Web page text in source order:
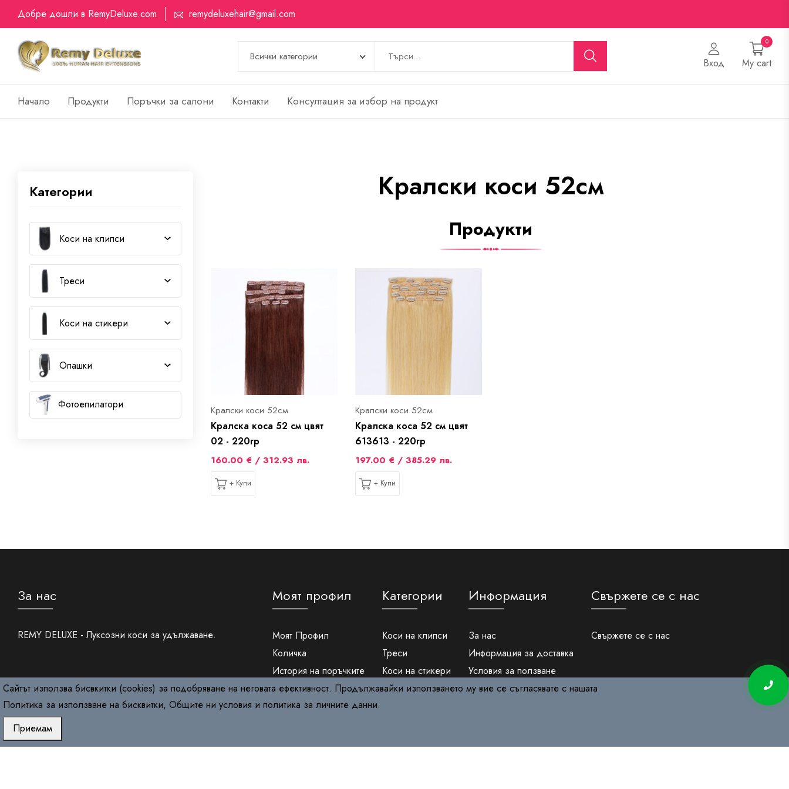
Добре дошли в RemyDeluxe.com remydeluxehair@gmail.com
Вход My cart
0
Начало Продукти Поръчки за салони Контакти Kонсултация за избор на продукт
Категории
Коси на клипси
Треси
Коси на стикери
Опашки
Фотоепилатори
Кралски коси 52см
Продукти
Кралски коси 52см
Кралска коса 52 см цвят
02 - 220гр
160.00 € / 312.93 лв.
+ Купи
Кралски коси 52см
Кралска коса 52 см цвят
613613 - 220гр
197.00 € / 385.29 лв.
+ Купи
За нас
REMY DELUXE - Луксозни коси за удължаване.
Моят профил
Моят Профил
Количка
История на поръчките
Вход
Регистрация
Категории
Коси на клипси
Треси
Коси на стикери
Опашки
Информация
За нас
Информация за доставка
Условия за ползване
Защита на лични данни
Свържете се с нас
Свържете се с нас
Сайтът използва бисвкитки (cookies) за подобряване на неговата ефективност. Продължавайки използването му вие се съгласявате с нашата
Политика за използване на бисквитки, Общите ни условия и политика за личните данни.
Приемам